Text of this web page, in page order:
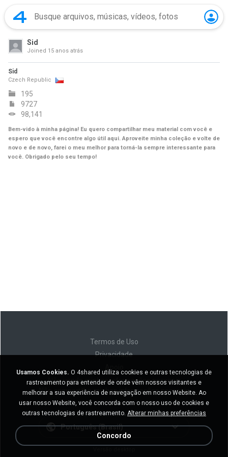
Sid
Joined 15 anos atrás
Sid
Czech Republic
195
9727
98,141
Bem-vido à minha página! Eu quero compartilhar meu material com você e
espero que você encontre algo útil aqui. Aproveite minha coleção e volte de
novo e de novo, farei o meu melhor para torná-la sempre interessante para
você. Obrigado pelo seu tempo!
Termos de Uso
Privacidade
Não venda minhas informações pessoais
Não compartilhe minhas informações pessoais
Português (Brasil)
Usamos Cookies. O 4shared utiliza cookies e outras tecnologias de
rastreamento para entender de onde vêm nossos visitantes e
melhorar a sua experiência de navegação em nosso Website. Ao
usar nosso Website, você concorda com o nosso uso de cookies e
outras tecnologias de rastreamento. Alterar minhas preferências
Concordo